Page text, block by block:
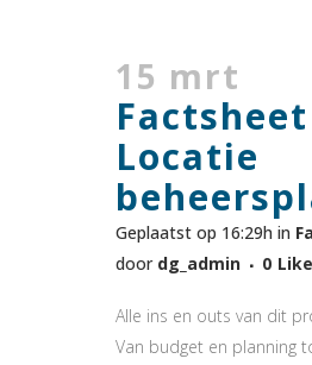
15 mrt
Factsheet
Locatie
Geplaatst op 16:29h in
door dg_admin 0
Alle ins en outs van dit
Van budget en planning